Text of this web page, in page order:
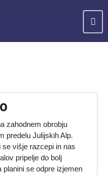
zahodnem obrobju
predelu Julijskih Alp.
višje razcepi in nas
pripelje do bolj
planini se odpre izjemen